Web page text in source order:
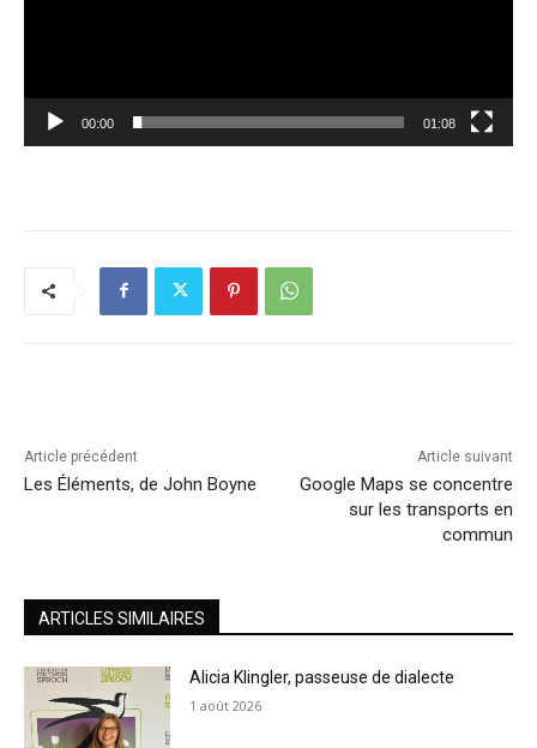
00:00 01:08
Article précédent
Les Éléments, de John Boyne
Article suivant
Google Maps se concentre
sur les transports en
commun
ARTICLES SIMILAIRES
Alicia Klingler, passeuse de dialecte
1 août 2026